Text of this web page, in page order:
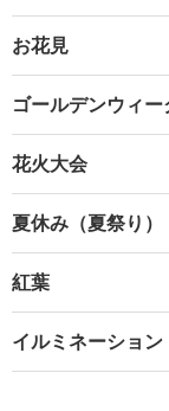
お花見
ゴールデンウィー
花火大会
夏休み（夏祭り）
紅葉
イルミネーション